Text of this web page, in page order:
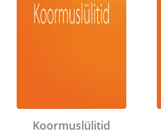
Koormuslülitid